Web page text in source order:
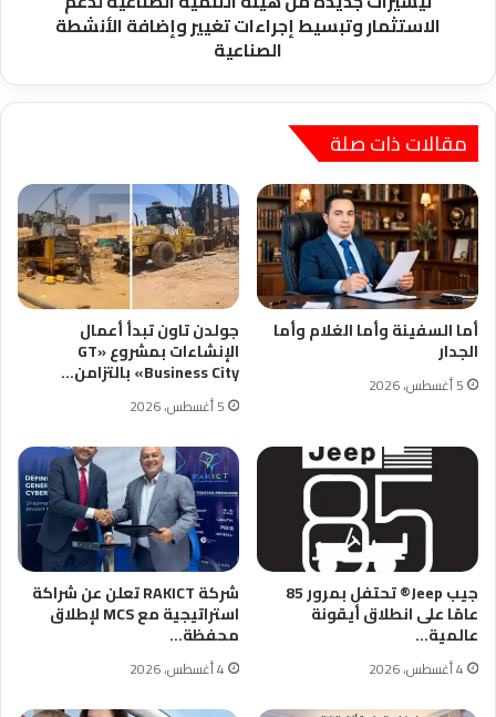
الصناعية
الاستثمار وتبسيط إجراءات تغيير وإضافة الأنشطة
الصناعية
مقالات ذات صلة
أما السفينة وأما الغلام وأما
الجدار
5 أغسطس، 2026
جولدن تاون تبدأ أعمال
الإنشاءات بمشروع «GT
Business City» بالتزامن…
5 أغسطس، 2026
جيب Jeep®️ تحتفل بمرور 85
عامًا على انطلاق أيقونة
عالمية…
4 أغسطس، 2026
شركة RAKICT تعلن عن شراكة
استراتيجية مع MCS لإطلاق
محفظة…
4 أغسطس، 2026